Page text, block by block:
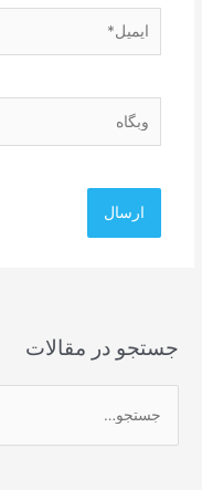
وبگاه
جستجو در مقالات
س